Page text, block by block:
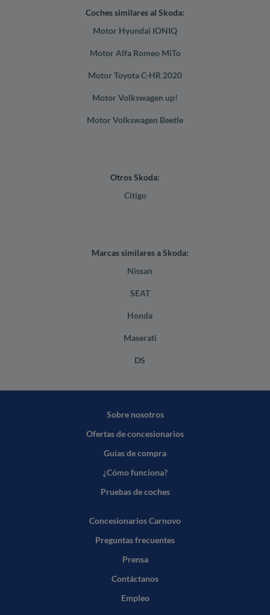
Coches similares al Skoda:
Motor Hyundai IONIQ
Motor Alfa Romeo MiTo
Motor Toyota C-HR 2020
Motor Volkswagen up!
Motor Volkswagen Beetle
Otros Skoda:
Citigo
Marcas similares a Skoda:
Nissan
SEAT
Honda
Maserati
DS
Sobre nosotros
Ofertas de concesionarios
Guías de compra
¿Cómo funciona?
Pruebas de coches
Concesionarios Carnovo
Preguntas frecuentes
Prensa
Contáctanos
Empleo